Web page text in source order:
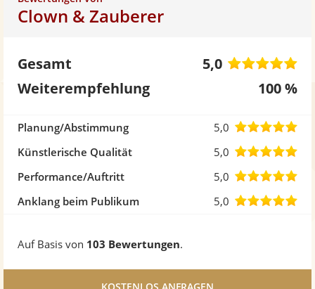
Clown & Zauberer
Gesamt 5,0
Weiterempfehlung 100 %
Planung/Abstimmung 5,0
5,0
von
5
Künstlerische Qualität 5,0
5,0
von
5
Performance/Auftritt 5,0
5,0
von
Anklang beim Publikum 5,0
5,0
Auf Basis von 103 Bewertungen.